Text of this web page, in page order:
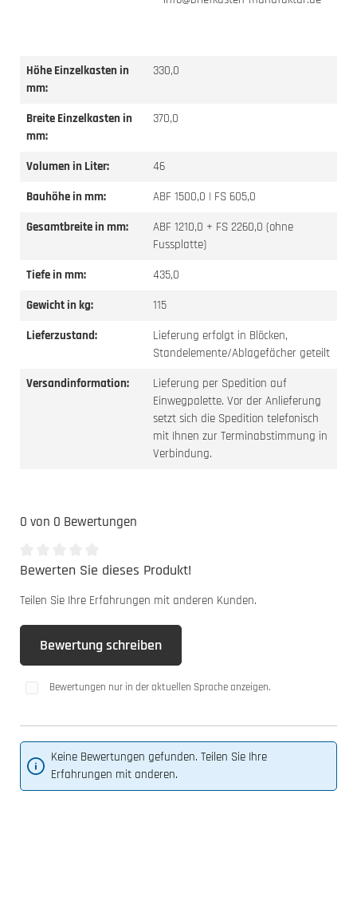
Höhe Einzelkasten in
mm:
330,0
Breite Einzelkasten in
mm:
370,0
Volumen in Liter:
46
Bauhöhe in mm:
ABF 1500,0 | FS 605,0
Gesamtbreite in mm:
ABF 1210,0 + FS 2260,0 (ohne
Fussplatte)
Tiefe in mm:
435,0
Gewicht in kg:
115
Lieferzustand:
Lieferung erfolgt in Blöcken,
Standelemente/Ablagefächer geteilt
Versandinformation:
Lieferung per Spedition auf
Einwegpalette. Vor der Anlieferung
setzt sich die Spedition telefonisch
mit Ihnen zur Terminabstimmung in
Verbindung.
0 von 0 Bewertungen
Durchschnittliche Bewertung von 0 von 5 Sternen
Bewerten Sie dieses Produkt!
Teilen Sie Ihre Erfahrungen mit anderen Kunden.
Bewertung schreiben
Bewertungen nur in der aktuellen Sprache anzeigen.
Keine Bewertungen gefunden. Teilen Sie Ihre
Erfahrungen mit anderen.